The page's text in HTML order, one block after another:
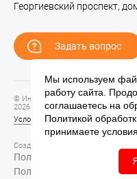
Георгиевский проспект,
Задать вопрос
© Информационный портал
2026
Условия предоставления и
Создание сайта –
Политика обработки
Политика
Мы используем
работу сайта.
соглашаетесь на
Политикой
принимаете условия.